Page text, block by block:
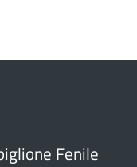
Fenile